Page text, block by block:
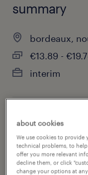
summary
bordeaux,
€13.89 -
interim
job category
health & social
about cookies
We use cookies to provide
technical problems, to
offer you more relevant
decline them, or click
change your options at